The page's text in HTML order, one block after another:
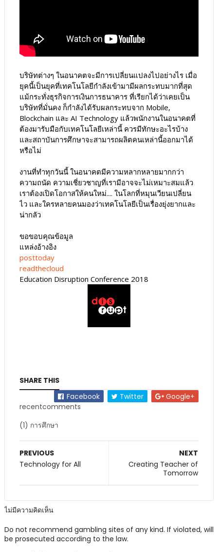
บริษัทต่างๆ ในอนาคตจะมีการเปลี่ยนแปลงไปอย่างไร เมื่อ
ยุคนี้เป็นยุคที่เทคโนโลยีกำลังเข้ามามีผลกระทบมากที่สุด
แม้กระทั่งธุรกิจการเงินการธนาคาร ที่เรียกได้ว่าเคยเป็น
บริษัทที่มั่นคง ก็กำลังได้รับผลกระทบจาก Mobile,
Blockchain และ AI Technology แล้วพนักงานในอนาคตที่
ต้องมารับมือกับเทคโนโลยีเหล่านี้ ควรมีทักษะอะไรบ้าง
และสถาบันการศึกษาจะสามารถผลิตคนเหล่านี้ออกมาได้
หรือไม่
งานที่ทำทุกวันนี้ ในอนาคตมีความหลากหลายมากกว่า
ความถนัด ความเชี่ยวชาญที่เรามีอาจจะไม่เหมาะสมแล้ว
เราต้องเปิดโอกาสให้คนใหม่.... ในโลกที่หมุนเวียนเปลี่ยน
ไว และใครหลายคนมองว่าเทคโนโลยีเป็นเรื่องยุ่งยากและ
น่ากลัว
ขอขอบคุณข้อมูล
แหล่งอ้างอิง
posttoday
readthecloud
Education Disruption Conference 2018
SHARE THIS
Facebook
Twitter
Google+
recentcomments
(1) การศึกษา
NEXT
Creating Teacher of
Tomorrow
PREVIOUS
Technology for All
ไม่มีความคิดเห็น
Do not recommend gambling sites of any kind. If violated, will
be prosecuted according to the law.